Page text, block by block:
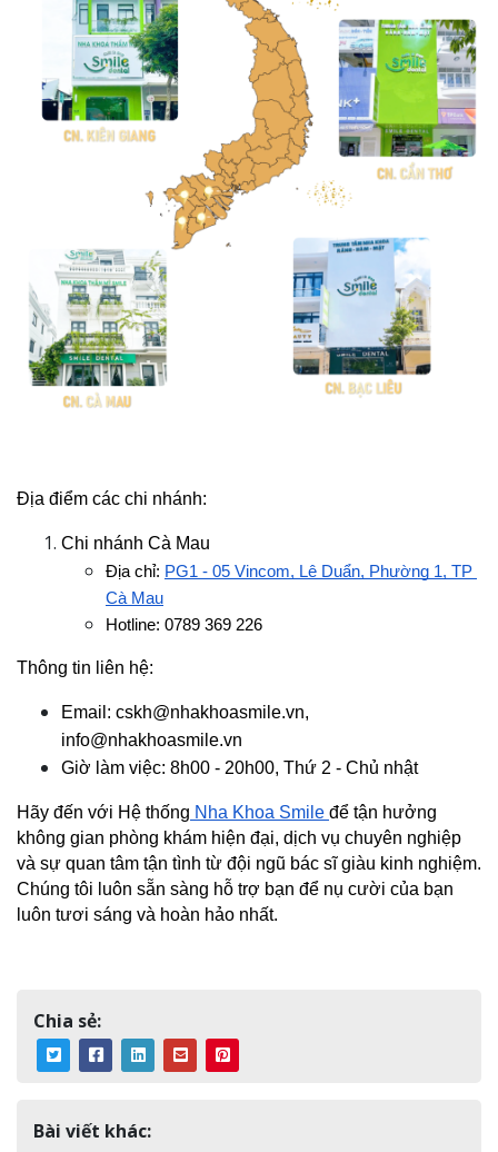
Địa điểm các chi nhánh:
Chi nhánh Cà Mau
Địa chỉ: PG1 - 05 Vincom, Lê Duẩn, Phường 1, TP
Cà Mau
Hotline: 0789 369 226
Thông tin liên hệ:
Email: cskh@nhakhoasmile.vn,
info@nhakhoasmile.vn
Giờ làm việc: 8h00 - 20h00, Thứ 2 - Chủ nhật
Hãy đến với Hệ thống Nha Khoa Smile để tận hưởng
không gian phòng khám hiện đại, dịch vụ chuyên nghiệp
và sự quan tâm tận tình từ đội ngũ bác sĩ giàu kinh nghiệm.
Chúng tôi luôn sẵn sàng hỗ trợ bạn để nụ cười của bạn
luôn tươi sáng và hoàn hảo nhất.
Chia sẻ:
Bài viết khác: